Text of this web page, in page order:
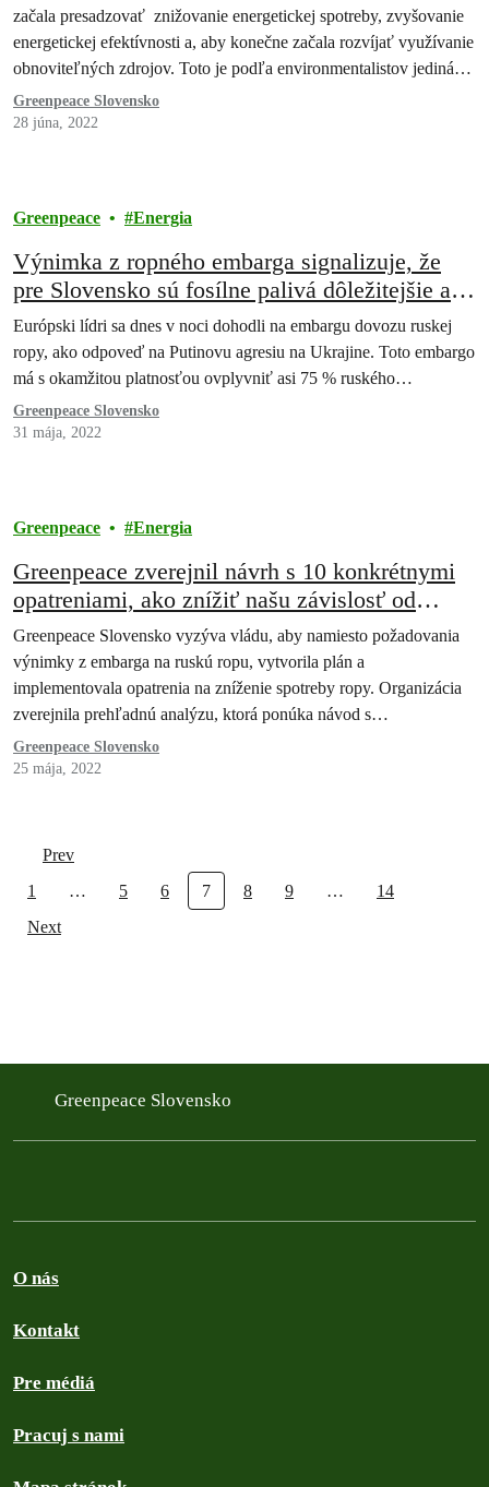
začala presadzovať znižovanie energetickej spotreby, zvyšovanie
energetickej efektívnosti a, aby konečne začala rozvíjať využívanie
obnoviteľných zdrojov. Toto je podľa environmentalistov jediná
cesta, ktorá…
Greenpeace Slovensko
28 júna, 2022
Greenpeace Energia
Výnimka z ropného embarga signalizuje, že
pre Slovensko sú fosílne palivá dôležitejšie ako
mier
Európski lídri sa dnes v noci dohodli na embargu dovozu ruskej
ropy, ako odpoveď na Putinovu agresiu na Ukrajine. Toto embargo
má s okamžitou platnosťou ovplyvniť asi 75 % ruského…
Greenpeace Slovensko
31 mája, 2022
Greenpeace Energia
Greenpeace zverejnil návrh s 10 konkrétnymi
opatreniami, ako znížiť našu závislosť od
ruskej ropy a vyzýva vládu, aby nežiadala
výnimku z ropného embarga
Greenpeace Slovensko vyzýva vládu, aby namiesto požadovania
výnimky z embarga na ruskú ropu, vytvorila plán a
implementovala opatrenia na zníženie spotreby ropy. Organizácia
zverejnila prehľadnú analýzu, ktorá ponúka návod s…
Greenpeace Slovensko
25 mája, 2022
Prev
1
… 5 6 7 8 9 …
14
Next
Greenpeace Slovensko
O nás
Kontakt
Pre médiá
Pracuj s nami